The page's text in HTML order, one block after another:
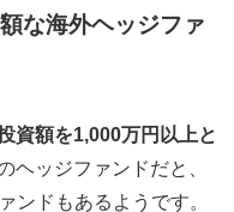
な海外ヘッジファ
資額を1,000万円以上と
ヘッジファンドだと、
ンドもあるようです。